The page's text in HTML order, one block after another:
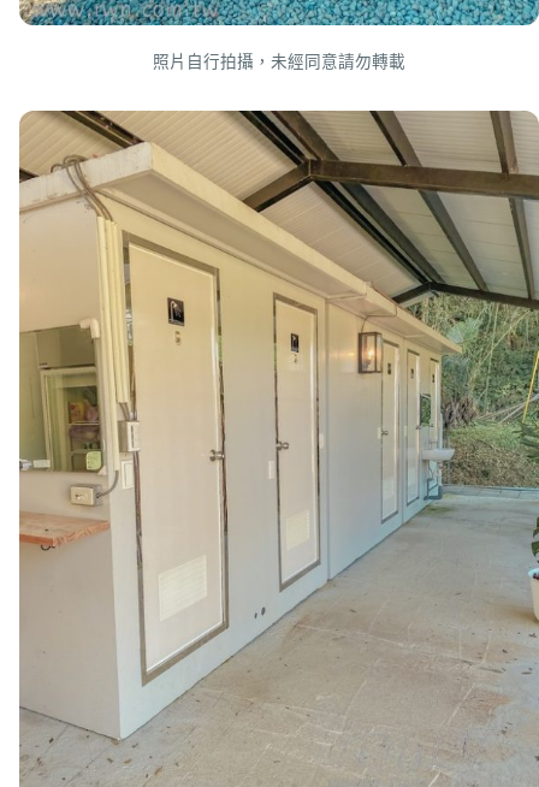
照片自行拍攝，未經同意請勿轉載